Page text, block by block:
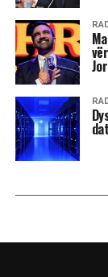
këtë pyetje:
“Dua të di sa
Zyrës Ovale
kryeministër i
Bardhë
i së majtës
malinje?”
”Ju thatë që
shumë,